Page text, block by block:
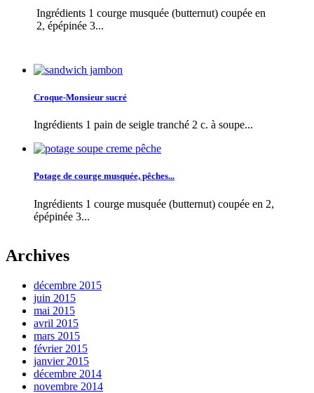
Ingrédients 1 courge musquée (butternut) coupée en
2, épépinée 3...
Croque-Monsieur sucré
Ingrédients 1 pain de seigle tranché 2 c. à soupe...
Potage de courge musquée, pêches...
Ingrédients 1 courge musquée (butternut) coupée en 2,
épépinée 3...
Archives
décembre 2015
juin 2015
mai 2015
avril 2015
mars 2015
février 2015
janvier 2015
décembre 2014
novembre 2014